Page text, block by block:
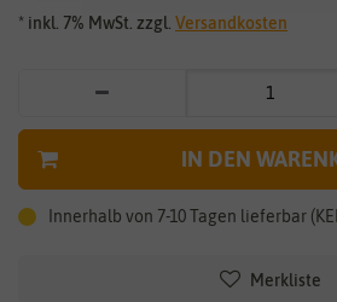
* inkl. 7% MwSt. zzgl. Versandkosten
IN DEN
Innerhalb von 7-10 Tagen lieferbar
Merkliste